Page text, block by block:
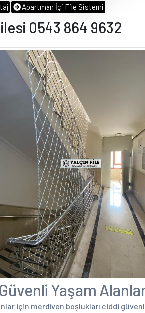
Apartman İçi File Sistemi
0543 864 9632
Yaşam
için merdiven boşlukları ciddi